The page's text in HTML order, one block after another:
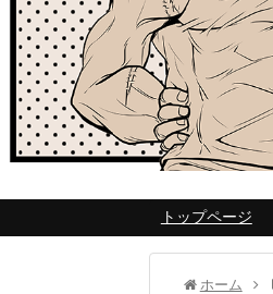
トップページ
ホーム